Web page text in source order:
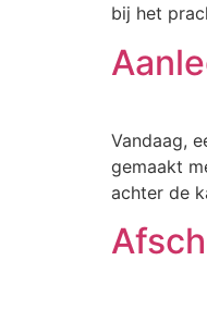
bij het
Vandaag,
gemaakt
achter de